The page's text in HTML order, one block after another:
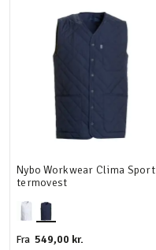
Nybo Workwear Clima Sport
termovest
Fra 549,00 kr.